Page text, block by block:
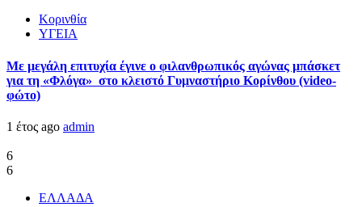
Κορινθία
ΥΓΕΙΑ
Με μεγάλη επιτυχία έγινε ο φιλανθρωπικός αγώνας μπάσκετ
για τη «Φλόγα» στο κλειστό Γυμναστήριο Κορίνθου (video-
φώτο)
1 έτος ago admin
6
6
ΕΛΛΑΔΑ